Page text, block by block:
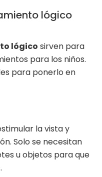
lógico
lógico sirven para
para los niños.
para ponerlo en
la vista y
Solo se necesitan
u objetos para que